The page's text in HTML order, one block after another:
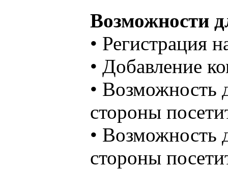
Возможности
• Регистрация
• Добавление
• Возможность
стороны
• Возможность
стороны